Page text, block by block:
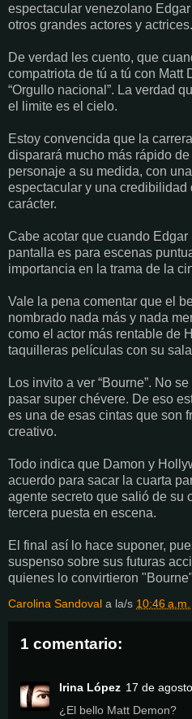
espectacular venezolano
otros grandes actores y actrices.
De verdad les cuento, que
compatriota de tú a tú con Matt
“Orgullo nacional”. La verdad
el limite es el cielo.
Estoy convencida que la
disparará mucho más rápido
personaje a su medida, con
espectacular y una credibilidad
carácter.
Cabe acotar que cuando
pantalla es para escenas
importancia en la trama de la
Vale la pena comentar que el
nombrado nada más y nada
como el actor más rentable de
taquilleras películas con su
Los invito a ver “Bourne”. No
pasar super chévere. De eso
es una de esas cintas que son
creativo.
Todo indica que Damon y
acuerdo para sacar la cuarta
agente secreto que salió de su
tercera puesta en escena.
El final así lo hace suponer,
suspenso sobre sus futuras
quienes lo convirtieron
Carolina Sandoval a la/s 10:46 a.m.
1 comentario:
Irina López 17 de
¿El bello Matt Demon?